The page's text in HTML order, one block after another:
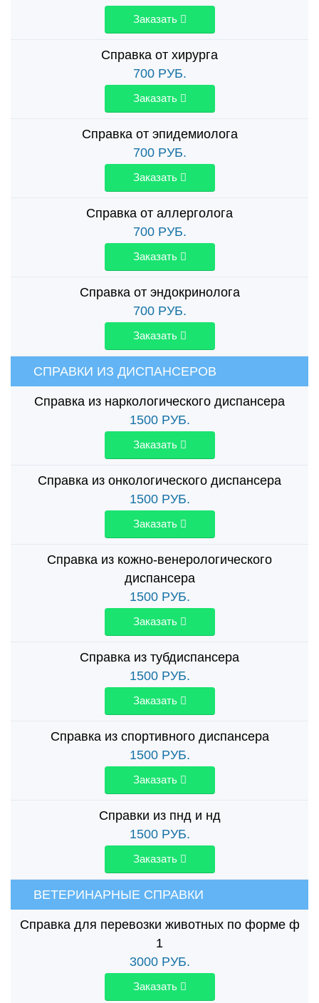
Заказать
Справка от хирурга
700РУБ.
Заказать
Справка от эпидемиолога
700РУБ.
Заказать
Справка от аллерголога
700РУБ.
Заказать
Справка от эндокринолога
700РУБ.
Заказать
СПРАВКИ ИЗ ДИСПАНСЕРОВ
Справка из наркологического диспансера
1500РУБ.
Заказать
Справка из онкологического диспансера
1500РУБ.
Заказать
Справка из кожно-венерологического
диспансера
1500РУБ.
Заказать
Справка из тубдиспансера
1500РУБ.
Заказать
Справка из спортивного диспансера
1500РУБ.
Заказать
Справки из пнд и нд
1500РУБ.
Заказать
ВЕТЕРИНАРНЫЕ СПРАВКИ
Справка для перевозки животных по форме ф
1
3000РУБ.
Заказать